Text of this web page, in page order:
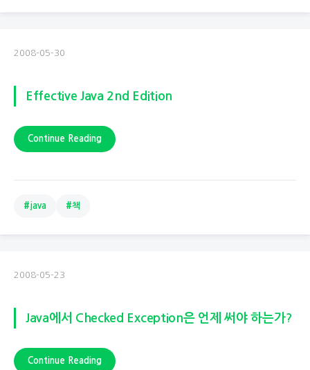
2008-05-30
Effective Java 2nd Edition
Continue Reading
#java #책
2008-05-23
Java에서 Checked Exception은 언제 써야 하는가?
Continue Reading